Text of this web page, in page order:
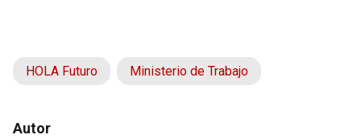
HOLA Futuro Ministerio de Trabajo
Autor